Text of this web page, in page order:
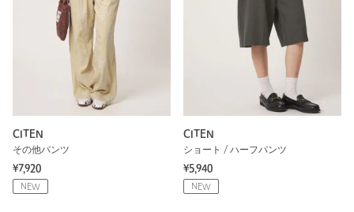
CITEN
その他パンツ
¥7,920
NEW
CITEN
ショート / ハーフパンツ
¥5,940
NEW